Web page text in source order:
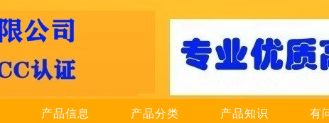
产品信息 产品分类 产品知识 有